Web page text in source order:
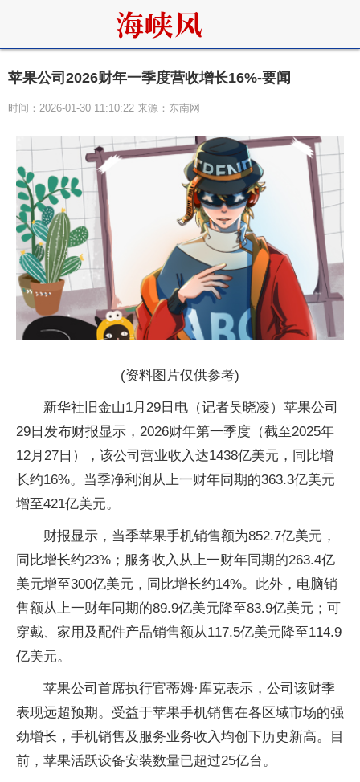
苹果公司2026财年一季度营收增长16%-要闻
时间：2026-01-30 11:10:22 来源：东南网
(资料图片仅供参考)
新华社旧金山1月29日电（记者吴晓凌）苹果公司
29日发布财报显示，2026财年第一季度（截至2025年
12月27日），该公司营业收入达1438亿美元，同比增
长约16%。当季净利润从上一财年同期的363.3亿美元
增至421亿美元。
财报显示，当季苹果手机销售额为852.7亿美元，
同比增长约23%；服务收入从上一财年同期的263.4亿
美元增至300亿美元，同比增长约14%。此外，电脑销
售额从上一财年同期的89.9亿美元降至83.9亿美元；可
穿戴、家用及配件产品销售额从117.5亿美元降至114.9
亿美元。
苹果公司首席执行官蒂姆·库克表示，公司该财季
表现远超预期。受益于苹果手机销售在各区域市场的强
劲增长，手机销售及服务业务收入均创下历史新高。目
前，苹果活跃设备安装数量已超过25亿台。